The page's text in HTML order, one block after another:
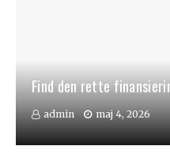
Find den rette
admin maj 4, 2026